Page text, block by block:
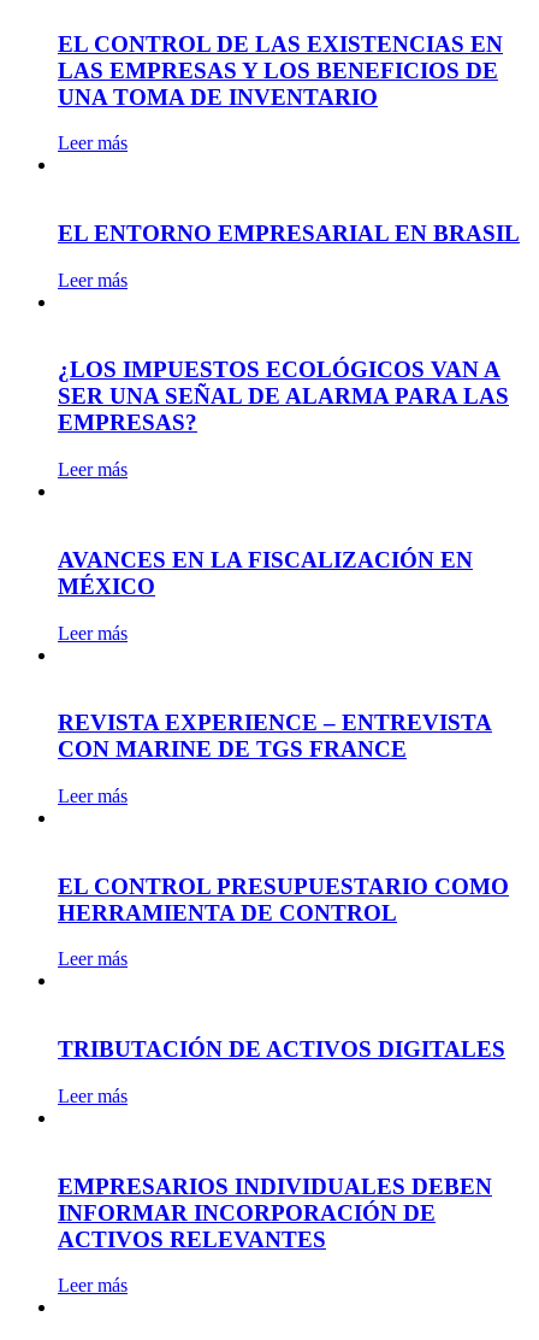
EL CONTROL DE LAS EXISTENCIAS EN
LAS EMPRESAS Y LOS BENEFICIOS DE
UNA TOMA DE INVENTARIO
Leer más
EL ENTORNO EMPRESARIAL EN BRASIL
Leer más
¿LOS IMPUESTOS ECOLÓGICOS VAN A
SER UNA SEÑAL DE ALARMA PARA LAS
EMPRESAS?
Leer más
AVANCES EN LA FISCALIZACIÓN EN
MÉXICO
Leer más
REVISTA EXPERIENCE – ENTREVISTA
CON MARINE DE TGS FRANCE
Leer más
EL CONTROL PRESUPUESTARIO COMO
HERRAMIENTA DE CONTROL
Leer más
TRIBUTACIÓN DE ACTIVOS DIGITALES
Leer más
EMPRESARIOS INDIVIDUALES DEBEN
INFORMAR INCORPORACIÓN DE
ACTIVOS RELEVANTES
Leer más